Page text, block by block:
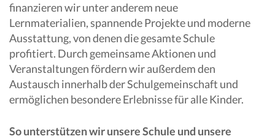
finanzieren wir unter anderem neue
Lernmaterialien, spannende Projekte und moderne
Ausstattung, von denen die gesamte Schule
profitiert. Durch gemeinsame Aktionen und
Veranstaltungen fördern wir außerdem den
Austausch innerhalb der Schulgemeinschaft und
ermöglichen besondere Erlebnisse für alle Kinder.
So unterstützen wir unsere Schule und unsere